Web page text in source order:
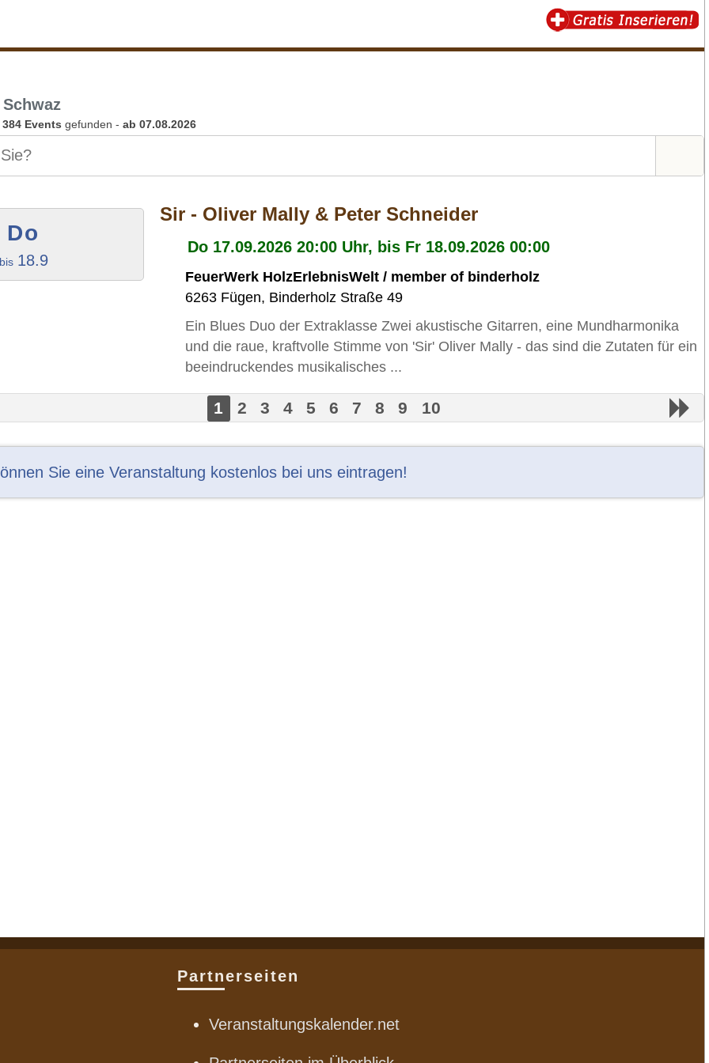
384 Events gefunden - ab 07.08.2026
Do
18.9
Sir - Oliver Mally & Peter Schneider
Do 17.09.2026 20:00 Uhr, bis Fr 18.09.2026 00:00
FeuerWerk HolzErlebnisWelt / member of binderholz
6263 Fügen, Binderholz Straße 49
Ein Blues Duo der Extraklasse Zwei akustische Gitarren, eine Mundharmonika
und die raue, kraftvolle Stimme von 'Sir' Oliver Mally - das sind die Zutaten für ein
beeindruckendes musikalisches ...
1 2 3 4 5 6 7 8 9 10
Sie eine Veranstaltung kostenlos bei uns eintragen!
Partnerseiten
Veranstaltungskalender.net